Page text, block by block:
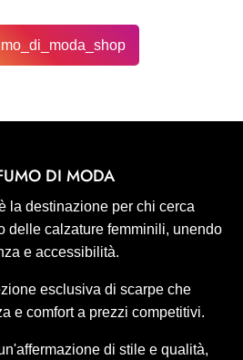
DI MODA
la destinazione per chi cerca
delle calzature femminili, unendo
e accessibilità.
esclusiva di scarpe che
e comfort a prezzi competitivi.
di stile e qualità,